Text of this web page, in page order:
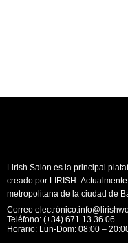
Lirish Salon es la principal
creado por LIRISH.
metropolitana de la ciudad de
Correo
Teléfono: (+34) 671 13 36 06
Horario: Lun-Dom: 08:00 –